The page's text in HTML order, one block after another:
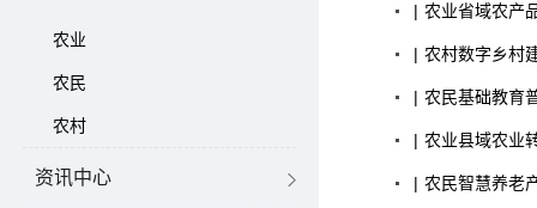
农业
农民
农村
资讯中心
农业
| 省域农产
农村
| 数字乡村
农民
| 基础教育
农业
| 县域农业
农民
| 智慧养老